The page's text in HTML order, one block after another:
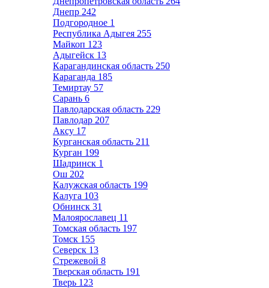
Днепр 242
Подгородное 1
Республика Адыгея 255
Майкоп 123
Адыгейск 13
Карагандинская область 250
Караганда 185
Темиртау 57
Сарань 6
Павлодарская область 229
Павлодар 207
Аксу 17
Курганская область 211
Курган 199
Шадринск 1
Ош 202
Калужская область 199
Калуга 103
Обнинск 31
Малоярославец 11
Томская область 197
Томск 155
Северск 13
Стрежевой 8
Тверская область 191
Тверь 123